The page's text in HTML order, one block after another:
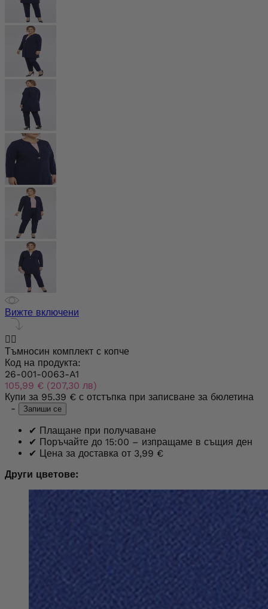
Вижте включени
 
Тъмносин комплект с копче
Код на продукта:
26-001-0063-A1
105,99 € (207,30 лв)
Купи за 95.39 € с отстъпка при записване за бюлетина
-
Запиши се
✔ Плащане при получаване
✔ Поръчайте до 15:00 – изпращаме в същия ден
✔ Цена за доставка от 3,99 €
Други цветове: